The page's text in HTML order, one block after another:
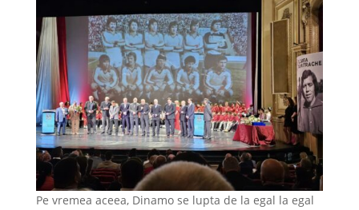
Pe vremea aceea, Dinamo se lupta de la egal la egal